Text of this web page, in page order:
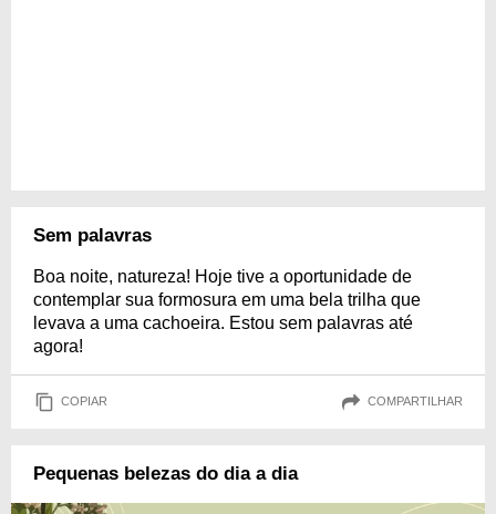
Sem palavras
Boa noite, natureza! Hoje tive a oportunidade de
contemplar sua formosura em uma bela trilha que
levava a uma cachoeira. Estou sem palavras até
agora!
COPIAR COMPARTILHAR
Pequenas belezas do dia a dia